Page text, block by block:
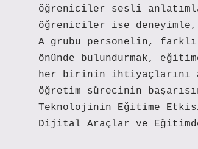
öğreniciler sesli
öğreniciler ise
A grubu personelin,
önünde bulundurmak,
her birinin ihtiyaçlarını
öğretim sürecinin
Teknolojinin Eğitime
Dijital Araçlar ve